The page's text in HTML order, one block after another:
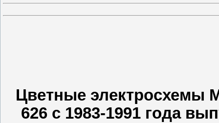
Цветные электросхемы
626 с 1983-1991 года